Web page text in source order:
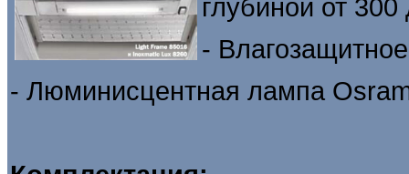
глубиной от
-
- Люминисцентная лампа